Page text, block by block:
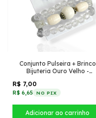
Conjunto Pulseira + Brinco
Bijuteria Ouro Velho -
R$ 7,00
R$ 6,65 NO PIX